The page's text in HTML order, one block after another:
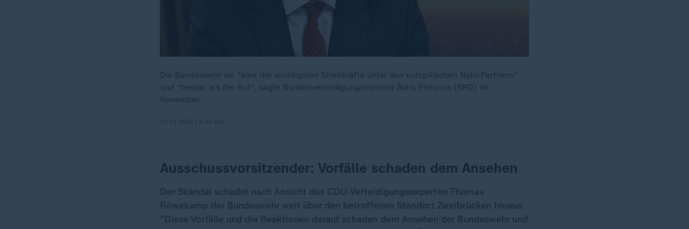
Die Bundeswehr sei "eine der wichtigsten Streitkräfte unter den europäischen Nato-Partnern"
und "besser als der Ruf", sagte Bundesverteidigungsminister Boris Pistorius (SPD) im
November.
Ausschussvorsitzender: Vorfälle schaden dem Ansehen
Der Skandal schadet nach Ansicht des CDU-Verteidigungsexperten Thomas
Röwekamp der Bundeswehr weit über den betroffenen Standort Zweibrücken hinaus.
"Diese Vorfälle und die Reaktionen darauf schaden dem Ansehen der Bundeswehr und